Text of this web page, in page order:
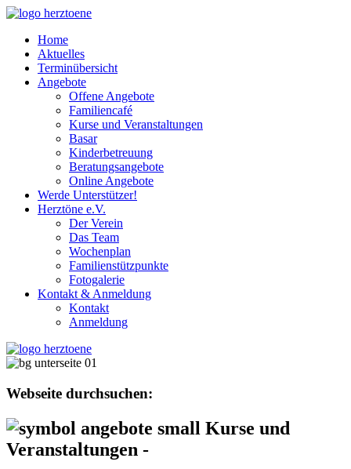
Home
Aktuelles
Terminübersicht
Angebote
Offene Angebote
Familiencafé
Kurse und Veranstaltungen
Basar
Kinderbetreuung
Beratungsangebote
Online Angebote
Werde Unterstützer!
Herztöne e.V.
Der Verein
Das Team
Wochenplan
Familienstützpunkte
Fotogalerie
Kontakt & Anmeldung
Kontakt
Anmeldung
Webseite durchsuchen:
Kurse und
Veranstaltungen -